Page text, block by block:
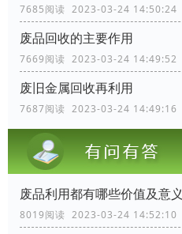
7685阅读 2023-03-24 14:50:24
废品回收的主要作用
7669阅读 2023-03-24 14:49:52
废旧金属回收再利用
7687阅读 2023-03-24 14:49:16
废品利用都有哪些价值及意义
8019阅读 2023-03-24 14:52:10